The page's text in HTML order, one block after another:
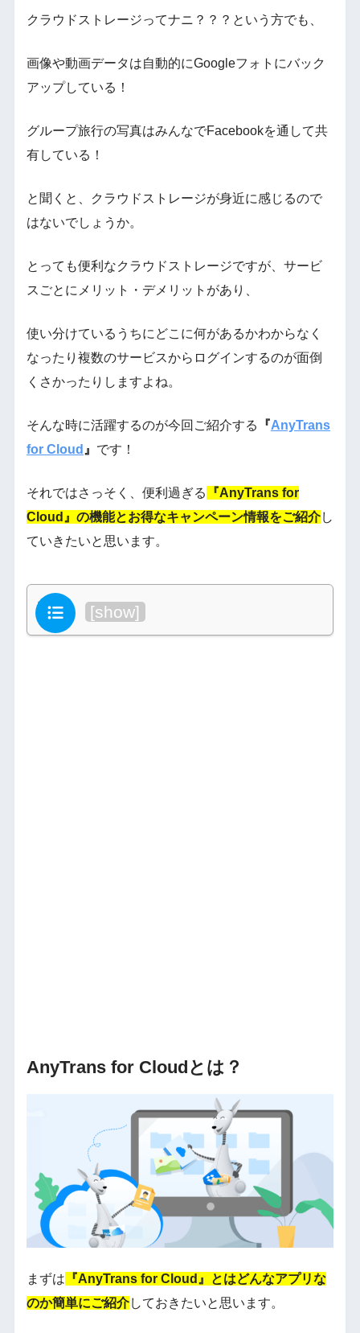
クラウドストレージってナニ？？？という方でも、
画像や動画データは自動的にGoogleフォトにバック
アップしている！
グループ旅行の写真はみんなでFacebookを通して共
有している！
と聞くと、クラウドストレージが身近に感じるので
はないでしょうか。
とっても便利なクラウドストレージですが、サービ
スごとにメリット・デメリットがあり、
使い分けているうちにどこに何があるかわからなく
なったり複数のサービスからログインするのが面倒
くさかったりしますよね。
そんな時に活躍するのが今回ご紹介する 『AnyTrans
for Cloud 』 です！
それではさっそく、便利過ぎる
『AnyTrans for
Cloud』の機能とお得なキャンペーン情報をご紹介し
ていきたいと思います。
目次 [show]
AnyTrans for Cloudとは？
まずは 『AnyTrans for Cloud』とはどんなアプリな
のか簡単にご紹介しておきたいと思います。